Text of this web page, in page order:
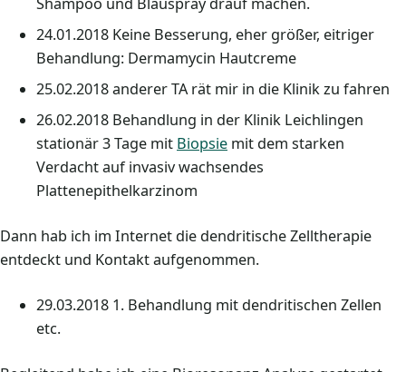
24.01.2018 Keine Besserung, eher größer, eitriger
Behandlung: Dermamycin Hautcreme
25.02.2018 anderer TA rät mir in die Klinik zu fahren
26.02.2018 Behandlung in der Klinik Leichlingen
stationär 3 Tage mit Biopsie mit dem starken
Verdacht auf invasiv wachsendes
Plattenepithelkarzinom
Dann hab ich im Internet die dendritische Zelltherapie
entdeckt und Kontakt aufgenommen.
29.03.2018 1. Behandlung mit dendritischen Zellen
etc.